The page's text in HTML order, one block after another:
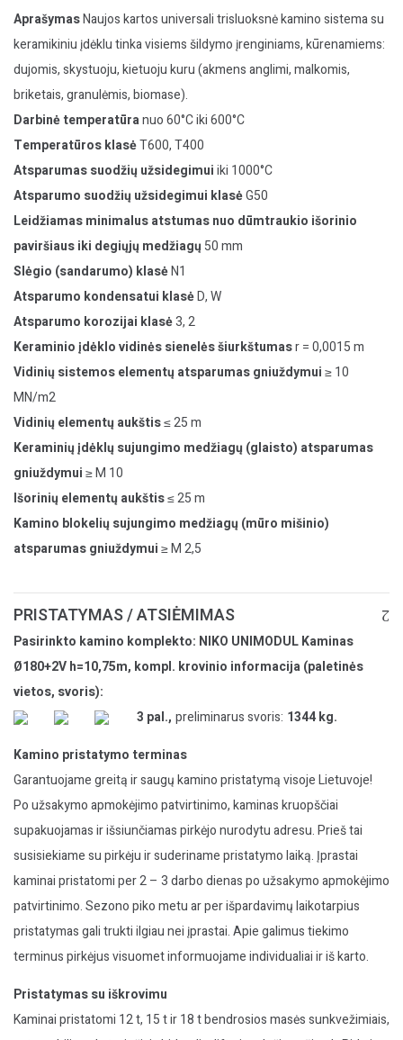
AprašymasNaujos kartos universali trisluoksnė kamino sistema su
keramikiniu įdėklu tinka visiems šildymo įrenginiams, kūrenamiems:
dujomis, skystuoju, kietuoju kuru (akmens anglimi, malkomis,
briketais, granulėmis, biomase).
Darbinė temperatūranuo 60°C iki 600°C
Temperatūros klasėT600, T400
Atsparumas suodžių užsidegimuiiki 1000°C
Atsparumo suodžių užsidegimui klasėG50
Leidžiamas minimalus atstumas nuo dūmtraukio išorinio
paviršiaus iki degiųjų medžiagų 50 mm
Slėgio (sandarumo) klasėN1
Atsparumo kondensatui klasėD, W
Atsparumo korozijai klasė3, 2
Keraminio įdėklo vidinės sienelės šiurkštumasr = 0,0015 m
Vidinių sistemos elementų atsparumas gniuždymui≥ 10
MN/m2
Vidinių elementų aukštis≤ 25 m
Keraminių įdėklų sujungimo medžiagų (glaisto) atsparumas
gniuždymui≥ M 10
Išorinių elementų aukštis≤ 25 m
Kamino blokelių sujungimo medžiagų (mūro mišinio)
atsparumas gniuždymui≥ M 2,5
PRISTATYMAS / ATSIĖMIMAS
Pasirinkto kamino komplekto: NIKO UNIMODUL Kaminas
Ø180+2V h=10,75m, kompl. krovinio informacija (paletinės
vietos, svoris):
3 pal., preliminarus svoris: 1344 kg.
Kamino pristatymo terminas
Garantuojame greitą ir saugų kamino pristatymą visoje Lietuvoje!
Po užsakymo apmokėjimo patvirtinimo, kaminas kruopščiai
supakuojamas ir išsiunčiamas pirkėjo nurodytu adresu. Prieš tai
susisiekiame su pirkėju ir suderiname pristatymo laiką. Įprastai
kaminai pristatomi per 2 – 3 darbo dienas po užsakymo apmokėjimo
patvirtinimo. Sezono piko metu ar per išpardavimų laikotarpius
pristatymas gali trukti ilgiau nei įprastai. Apie galimus tiekimo
terminus pirkėjus visuomet informuojame individualiai ir iš karto.
Pristatymas su iškrovimu
Kaminai pristatomi 12 t, 15 t ir 18 t bendrosios masės sunkvežimiais,